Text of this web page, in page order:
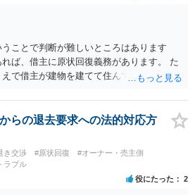
ことで判断が難しいところはあります
ば、借主に原状回復義務があります。 た
で借主が建物を建てて住んでいたケース
地を明渡す義務は原則生じないはずで
立て替えた場合であっても、貸主の承諾を
費用を捻出した側に平屋の所有権が帰属
もないように思います。 そのため、現
が明確な案件ではないため、まずは相手
屋の解体費用を負担しなければならない
らの退去要求への法的対応方
き交渉 #原状回復
#オーナー・売主側
ラブル
役にたった 2